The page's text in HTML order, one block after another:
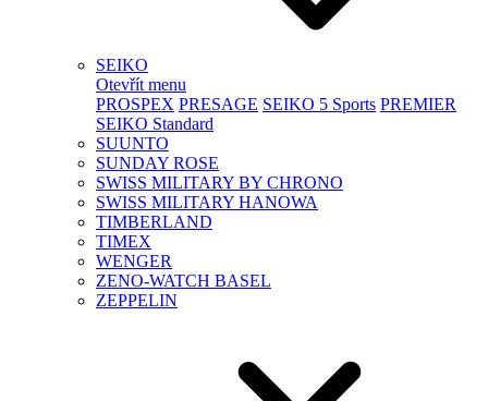
SEIKO
Otevřít menu
PROSPEX PRESAGE SEIKO 5 Sports PREMIER
SEIKO Standard
SUUNTO
SUNDAY ROSE
SWISS MILITARY BY CHRONO
SWISS MILITARY HANOWA
TIMBERLAND
TIMEX
WENGER
ZENO-WATCH BASEL
ZEPPELIN